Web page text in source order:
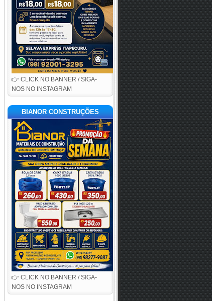
👉 CLICK NO BANNER / SIGA-
NOS NO INSTAGRAM
BIANOR CONSTRUÇÕES
👉 CLICK NO BANNER / SIGA-
NOS NO INSTAGRAM